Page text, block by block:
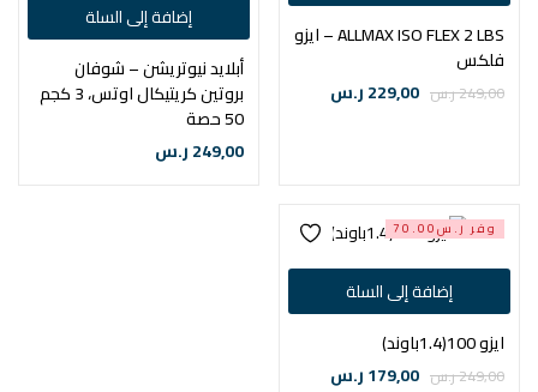
ALLMAX ISO FLEX 2 LBS – ايزو
فلكس
249,00ر.س 229,00ر.س
إضافة إلى السلة
أبلايد نيوتريشن – شوفان
بروتين كريتيكال اوتس، 3 كجم
50 حصة
249,00ر.س
إضافة إلى السلة
وفر ر.س70.00
ايزو 100(1.4باوند)
249,00ر.س 179,00ر.س
انشاء حساب